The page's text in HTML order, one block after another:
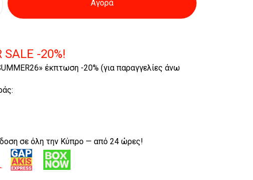
Αγορά
-20%!
έκπτωση -20% (για παραγγελίες άνω
σε όλη την Κύπρο — από 24 ώρες!